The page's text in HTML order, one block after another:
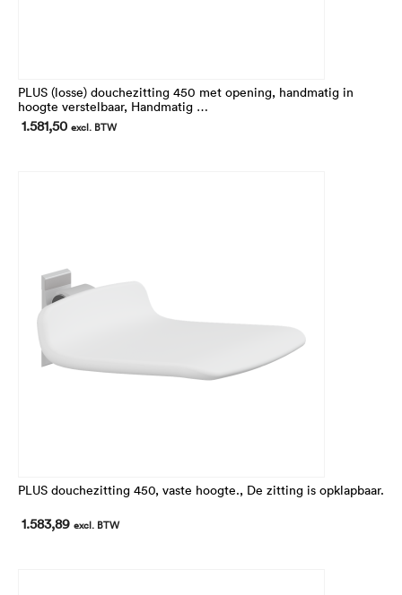
PLUS (losse) douchezitting 450 met opening, handmatig in
hoogte verstelbaar, Handmatig
In hoogte 240 mm verstelbaar.
Voor montage op de verticale wandrails (niet inbegrepen)
1.581,50 excl. BTW
PLUS douchezitting 450, vaste hoogte., De zitting is opklapbaar.
1.583,89 excl. BTW